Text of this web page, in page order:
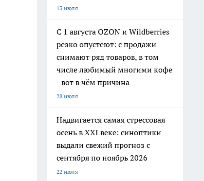
13 июля
С 1 августа OZON и Wildberries
резко опустеют: с продажи
снимают ряд товаров, в том
числе любимый многими кофе
- вот в чём причина
28 июля
Надвигается самая стрессовая
осень в XXI веке: синоптики
выдали свежий прогноз с
сентября по ноябрь 2026
22 июля